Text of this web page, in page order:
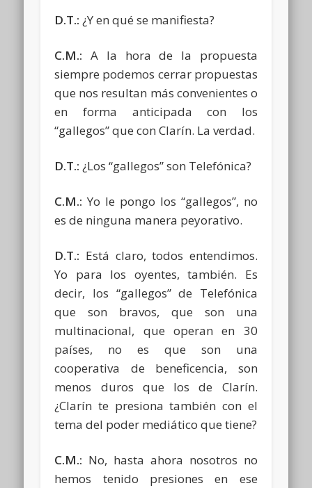
D.T.: ¿Y en qué se manifiesta?
C.M.: A la hora de la propuesta
siempre podemos cerrar propuestas
que nos resultan más convenientes o
en forma anticipada con los
“gallegos” que con Clarín. La verdad.
D.T.: ¿Los “gallegos” son Telefónica?
C.M.: Yo le pongo los “gallegos”, no
es de ninguna manera peyorativo.
D.T.: Está claro, todos entendimos.
Yo para los oyentes, también. Es
decir, los “gallegos” de Telefónica
que son bravos, que son una
multinacional, que operan en 30
países, no es que son una
cooperativa de beneficencia, son
menos duros que los de Clarín.
¿Clarín te presiona también con el
tema del poder mediático que tiene?
C.M.: No, hasta ahora nosotros no
hemos tenido presiones en ese